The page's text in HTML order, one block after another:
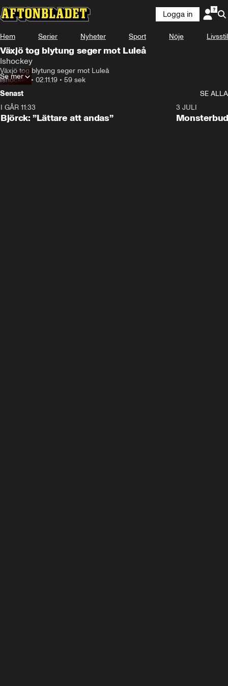
Logga in
Hem Serier Nyheter Sport Nöje Livsstil
Växjö tog blytung seger mot Luleå
Ishockey
Växjö tog blytung seger mot Luleå
Ishockey• 02.11.19 • 59 sek
Se mer
Senast
SE ALLA
I GÅR 11:33
Björck: ”Lättare att andas”
3 JULI